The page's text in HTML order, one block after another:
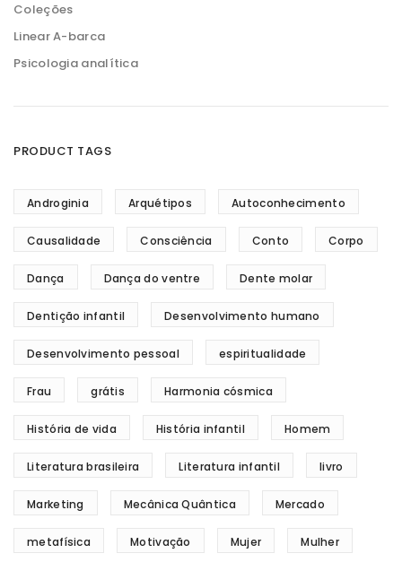
Coleções
Linear A-barca
Psicologia analítica
PRODUCT TAGS
Androginia Arquétipos Autoconhecimento
Causalidade Consciência Conto Corpo
Dança Dança do ventre Dente molar
Dentição infantil Desenvolvimento humano
Desenvolvimento pessoal espiritualidade
Frau grátis Harmonia cósmica
História de vida História infantil Homem
Literatura brasileira Literatura infantil livro
Marketing Mecânica Quântica Mercado
metafísica Motivação Mujer Mulher